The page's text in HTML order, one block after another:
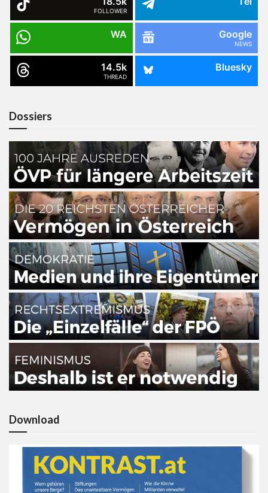
FOLLOWER
WA Google
NEWS
14.5k
THREAD
Bluesky
Dossiers
Download